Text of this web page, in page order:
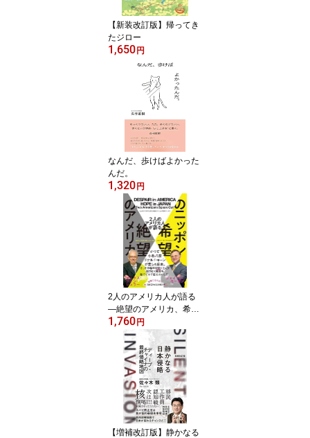
【新装改訂版】帰ってき
たジロー
1,650 円
なんだ、歩けばよかった
んだ。
1,320 円
2人のアメリカ人が語る
―絶望のアメリカ、希望
のニッポン
1,760 円
【増補改訂版】静かなる